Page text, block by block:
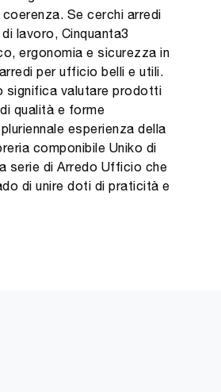
Se cerchi arredi
lavoro, Cinquanta3
ergonomia e sicurezza in
per ufficio belli e utili.
significa valutare prodotti
qualità e forme
esperienza della
componibile Uniko di
serie di Arredo Ufficio che
di unire doti di praticità e